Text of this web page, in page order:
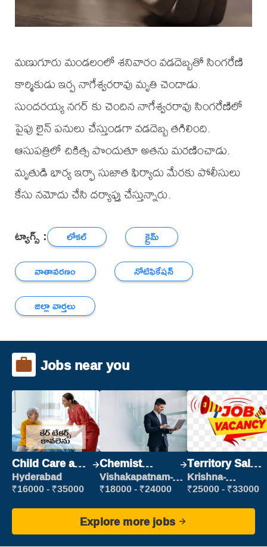
మణుగూరు మండలంలో శనివారం వడదెబ్బతో సింగరేణి
కార్మికుడు ఇర్ప నాగేశ్వరరావు మృతి చెందాడు.
సుందరయ్య నగర్ కు చెందిన నాగేశ్వరరావు సింగరేణిలో
పైపు లైన్ పనులు చేస్తుండగా వడదెబ్బ తగిలింది.
ఆసుపత్రిలో చికిత్స పొందుతూ అతను మరణించాడు.
మృతుడి భార్య ఇర్ఫా సుజాత ఫిర్యాదు మేరకు పోలీసులు
కేసు నమోదు చేసి దర్యాప్తు చేస్తున్నారు.
ట్యాగ్స్ : లోకల్
క్రైమ్
వాతావరణం
నోటిఫికేషన్
జిల్లా వార్తలు
Jobs near you
Child Care and
Patient care
Hyderabad
₹16000 - ₹35000
Chemist
Production
Executive
Vishakapatnam-
new
₹18000 - ₹24000
Territory Sales
Manager
Krishna-
vijayawada
₹25000 - ₹33000
Explore more jobs